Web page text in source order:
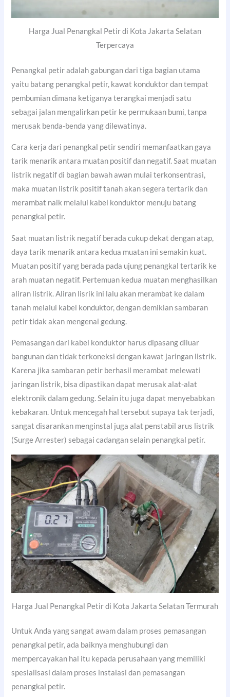
Harga Jual Penangkal Petir di Kota Jakarta Selatan
Terpercaya
Penangkal petir adalah gabungan dari tiga bagian utama
yaitu batang penangkal petir, kawat konduktor dan tempat
pembumian dimana ketiganya terangkai menjadi satu
sebagai jalan mengalirkan petir ke permukaan bumi, tanpa
merusak benda-benda yang dilewatinya.
Cara kerja dari penangkal petir sendiri memanfaatkan gaya
tarik menarik antara muatan positif dan negatif. Saat muatan
listrik negatif di bagian bawah awan mulai terkonsentrasi,
maka muatan listrik positif tanah akan segera tertarik dan
merambat naik melalui kabel konduktor menuju batang
penangkal petir.
Saat muatan listrik negatif berada cukup dekat dengan atap,
daya tarik menarik antara kedua muatan ini semakin kuat.
Muatan positif yang berada pada ujung penangkal tertarik ke
arah muatan negatif. Pertemuan kedua muatan menghasilkan
aliran listrik. Aliran lisrik ini lalu akan merambat ke dalam
tanah melalui kabel konduktor, dengan demikian sambaran
petir tidak akan mengenai gedung.
Pemasangan dari kabel konduktor harus dipasang diluar
bangunan dan tidak terkoneksi dengan kawat jaringan listrik.
Karena jika sambaran petir berhasil merambat melewati
jaringan listrik, bisa dipastikan dapat merusak alat-alat
elektronik dalam gedung. Selain itu juga dapat menyebabkan
kebakaran. Untuk mencegah hal tersebut supaya tak terjadi,
sangat disarankan menginstal juga alat penstabil arus listrik
(Surge Arrester) sebagai cadangan selain penangkal petir.
Harga Jual Penangkal Petir di Kota Jakarta Selatan Termurah
Untuk Anda yang sangat awam dalam proses pemasangan
penangkal petir, ada baiknya menghubungi dan
mempercayakan hal itu kepada perusahaan yang memiliki
spesialisasi dalam proses instalasi dan pemasangan
penangkal petir.